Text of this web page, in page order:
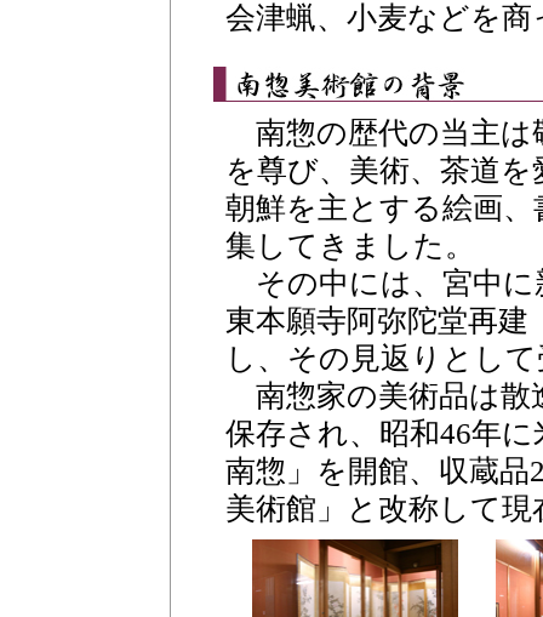
会津蝋、小麦などを
南惣の歴代の当主は
を尊び、美術、茶道
朝鮮を主とする絵画
集してきました。
その中には、宮中に
東本願寺阿弥陀堂再
し、その見返りとし
南惣家の美術品は散
保存され、昭和46年
南惣」を開館、収蔵品
美術館」と改称して